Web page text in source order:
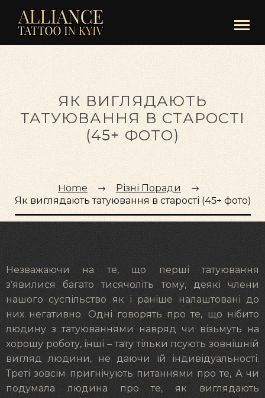
ЯК ВИГЛЯДАЮТЬ
ТАТУЮВАННЯ В СТАРОСТІ
(45+ ФОТО)
Home
Різні Поради
Як виглядають татуювання в старості (45+ фото)
Незважаючи на те, що перші татуювання
з’явилися багато тисячоліть тому, деякі члени
нашого суспільство як і раніше налаштовані до
них негативно. Одні говорять про те, що нібито
людину з татуюваннями навряд чи візьмуть на
хорошу роботу, інші – тату тільки псують зовнішній
вигляд людини, не даючи їй індивідуальності.
Треті зовсім пригнічують питаннями про те, А чи
подумала людина про те, як виглядають